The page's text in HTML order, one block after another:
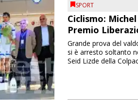
SPORT
Ciclismo:
Premio
Grande prova del
si è arresto soltanto
Seid Lizde della